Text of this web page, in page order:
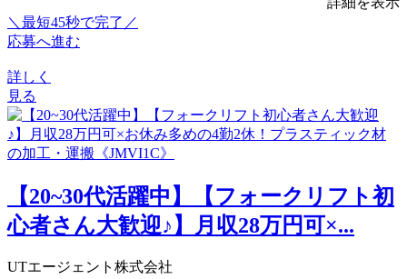
＼最短45秒で完了／
応募へ進む
詳しく
見る
【20~30代活躍中】【フォークリフト初
心者さん大歓迎♪】月収28万円可×...
UTエージェント株式会社